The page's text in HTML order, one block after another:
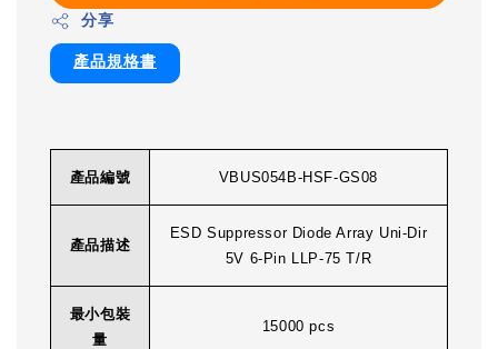
分享
產品規格書
產品編號 VBUS054B-HSF-GS08
產品描述
ESD Suppressor Diode Array Uni-Dir
5V 6-Pin LLP-75 T/R
最小包裝
量
15000 pcs